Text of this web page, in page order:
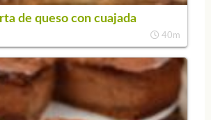
de queso con cuajada
40m